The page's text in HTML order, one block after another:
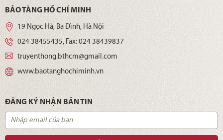
BẢO TÀNG HỒ CHÍ MINH
19 Ngọc Hà, Ba Đình, Hà Nội
024 38455435, Fax: 024 38439837
truyenthong.bthcm@gmail.com
www.baotanghochiminh.vn
ĐĂNG KÝ NHẬN BẢN TIN